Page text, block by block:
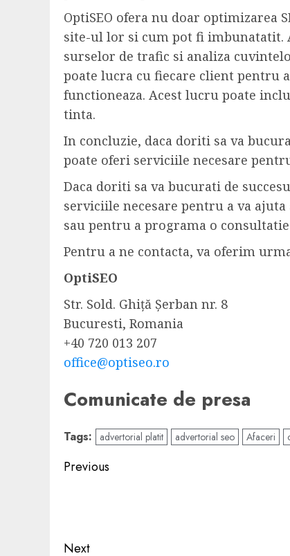
OptiSEO ofera nu doar optimizarea
site-ul lor si cum pot fi
surselor de trafic si analiza
poate lucra cu fiecare client pentru
functioneaza. Acest lucru poate
tinta.
In concluzie, daca doriti sa va
poate oferi serviciile necesare
Daca doriti sa va bucurati de
serviciile necesare pentru a va
sau pentru a programa o
Pentru a ne contacta, va oferim
OptiSEO
Str. Sold. Ghiță Șerban nr. 8
Bucuresti, Romania
+40 720 013 207
office@optiseo.ro
Comunicate de presa
Tags: advertorial platit advertorial seo Afaceri
Post
Previous
Next